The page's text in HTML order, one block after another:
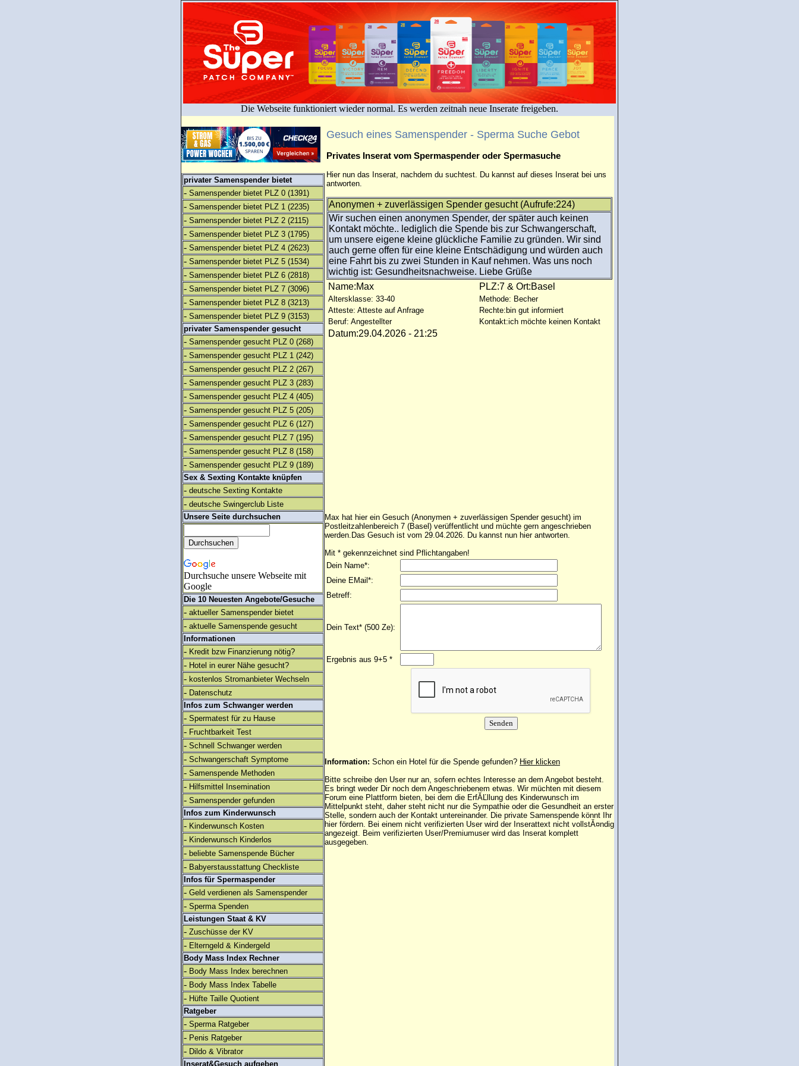
Die Webseite funktioniert wieder normal. Es werden zeitnah neue Inserate freigeben.
privater Samenspender bietet
- Samenspender bietet PLZ 0 (1391)
- Samenspender bietet PLZ 1 (2235)
- Samenspender bietet PLZ 2 (2115)
- Samenspender bietet PLZ 3 (1795)
- Samenspender bietet PLZ 4 (2623)
- Samenspender bietet PLZ 5 (1534)
- Samenspender bietet PLZ 6 (2818)
- Samenspender bietet PLZ 7 (3096)
- Samenspender bietet PLZ 8 (3213)
- Samenspender bietet PLZ 9 (3153)
privater Samenspender gesucht
- Samenspender gesucht PLZ 0 (268)
- Samenspender gesucht PLZ 1 (242)
- Samenspender gesucht PLZ 2 (267)
- Samenspender gesucht PLZ 3 (283)
- Samenspender gesucht PLZ 4 (405)
- Samenspender gesucht PLZ 5 (205)
- Samenspender gesucht PLZ 6 (127)
- Samenspender gesucht PLZ 7 (195)
- Samenspender gesucht PLZ 8 (158)
- Samenspender gesucht PLZ 9 (189)
Sex & Sexting Kontakte knüpfen
- deutsche Sexting Kontakte
- deutsche Swingerclub Liste
Unsere Seite durchsuchen
Durchsuche unsere Webseite mit
Google
Die 10 Neuesten Angebote/Gesuche
- aktueller Samenspender bietet
- aktuelle Samenspende gesucht
Informationen
- Kredit bzw Finanzierung nötig?
- Hotel in eurer Nähe gesucht?
- kostenlos Stromanbieter Wechseln
- Datenschutz
Infos zum Schwanger werden
- Spermatest für zu Hause
- Fruchtbarkeit Test
- Schnell Schwanger werden
- Schwangerschaft Symptome
- Samenspende Methoden
- Hilfsmittel Insemination
- Samenspender gefunden
Infos zum Kinderwunsch
- Kinderwunsch Kosten
- Kinderwunsch Kinderlos
- beliebte Samenspende Bücher
- Babyerstausstattung Checkliste
Infos für Spermaspender
- Geld verdienen als Samenspender
- Sperma Spenden
Leistungen Staat & KV
- Zuschüsse der KV
- Elterngeld & Kindergeld
Body Mass Index Rechner
- Body Mass Index berechnen
- Body Mass Index Tabelle
- Hüfte Taille Quotient
Ratgeber
- Sperma Ratgeber
- Penis Ratgeber
- Dildo & Vibrator
Inserat&Gesuch aufgeben
Gesuch eines Samenspender - Sperma Suche Gebot
Privates Inserat vom Spermaspender oder Spermasuche
Hier nun das Inserat, nachdem du suchtest. Du kannst auf dieses Inserat bei uns
antworten.
Anonymen + zuverlässigen Spender gesucht (Aufrufe:224)
Wir suchen einen anonymen Spender, der später auch keinen
Kontakt möchte.. lediglich die Spende bis zur Schwangerschaft,
um unsere eigene kleine glückliche Familie zu gründen. Wir sind
auch gerne offen für eine kleine Entschädigung und würden auch
eine Fahrt bis zu zwei Stunden in Kauf nehmen. Was uns noch
wichtig ist: Gesundheitsnachweise. Liebe Grüße
Name:Max
PLZ:7 & Ort:Basel
Altersklasse: 33-40
Methode: Becher
Atteste: Atteste auf Anfrage
Rechte:bin gut informiert
Beruf: Angestellter
Kontakt:ich möchte keinen Kontakt
Datum:29.04.2026 - 21:25
Max hat hier ein Gesuch (Anonymen + zuverlässigen Spender gesucht) im
Postleitzahlenbereich 7 (Basel) verüffentlicht und müchte gern angeschrieben
werden.Das Gesuch ist vom 29.04.2026. Du kannst nun hier antworten.
Mit * gekennzeichnet sind Pflichtangaben!
Dein Name*:
Deine EMail*:
Betreff:
Dein Text* (500 Ze):
Ergebnis aus 9+5 *
Information: Schon ein Hotel für die Spende gefunden? Hier klicken
Bitte schreibe den User nur an, sofern echtes Interesse an dem Angebot besteht.
Es bringt weder Dir noch dem Angeschriebenem etwas. Wir müchten mit diesem
Forum eine Plattform bieten, bei dem die ErfĂĽllung des Kinderwunsch im
Mittelpunkt steht, daher steht nicht nur die Sympathie oder die Gesundheit an erster
Stelle, sondern auch der Kontakt untereinander. Die private Samenspende könnt Ihr
hier fördern. Bei einem nicht verifizierten User wird der Inserattext nicht vollstĂ¤ndig
angezeigt. Beim verifizierten User/Premiumuserwird das Inserat komplett
ausgegeben.